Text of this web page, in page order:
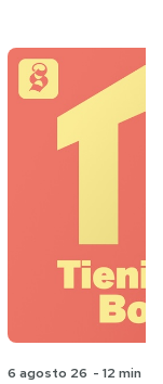
6 agosto 26 - 12 min